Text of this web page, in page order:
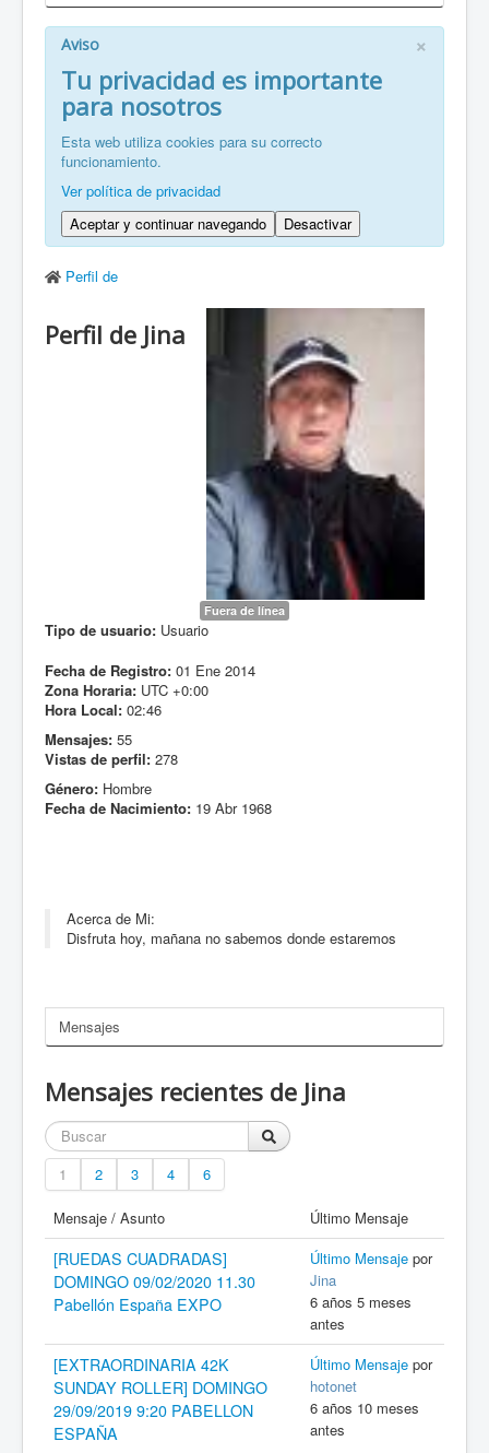
GAL: Benvido a ZaragozaRoller!
FR: Bienvenu à ZaragozaRoller!
ZH: 欢迎来到萨拉戈萨轮滑协会！
×
Aviso
Tu privacidad es importante
para nosotros
Esta web utiliza cookies para su correcto
funcionamiento.
Ver política de privacidad
Aceptar y continuar navegando
Desactivar
Perfil de
Perfil de Jina
Fuera de línea
Tipo de usuario: Usuario
Fecha de Registro: 01 Ene 2014
Zona Horaria: UTC +0:00
Hora Local: 02:46
Mensajes: 55
Vistas de perfil: 278
Género: Hombre
Fecha de Nacimiento: 19 Abr 1968
Acerca de Mi:
Disfruta hoy, mañana no sabemos donde estaremos
Mensajes
Mensajes recientes de Jina
1 2 3 4 6
Mensaje / Asunto Último Mensaje
[RUEDAS CUADRADAS]
DOMINGO 09/02/2020 11.30
Pabellón España EXPO
Último Mensaje por
Jina
6 años 5 meses
antes
[EXTRAORDINARIA 42K
SUNDAY ROLLER] DOMINGO
29/09/2019 9:20 PABELLON
ESPAÑA
Último Mensaje por
hotonet
6 años 10 meses
antes